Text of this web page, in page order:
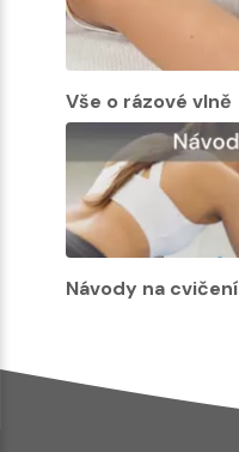
Vše o rázové vlně
Návody na cvičení